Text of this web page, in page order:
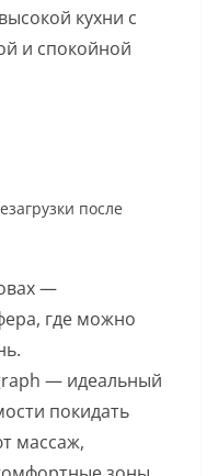
кухни с
и спокойной
после
—
где можно
— идеальный
покидать
массаж,